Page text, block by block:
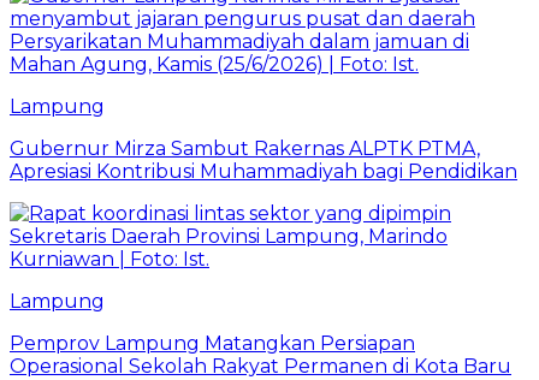
Lampung
Gubernur Mirza Sambut Rakernas ALPTK PTMA,
Apresiasi Kontribusi Muhammadiyah bagi Pendidikan
Lampung
Pemprov Lampung Matangkan Persiapan
Operasional Sekolah Rakyat Permanen di Kota Baru